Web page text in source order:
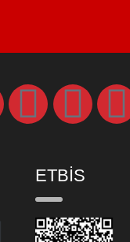
ETBİS